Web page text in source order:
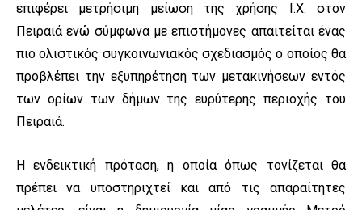
επιφέρει μετρήσιμη μείωση της χρήσης Ι.Χ. στον
Πειραιά ενώ σύμφωνα με επιστήμονες απαιτείται ένας
πιο ολιστικός συγκοινωνιακός σχεδιασμός ο οποίος θα
προβλέπει την εξυπηρέτηση των μετακινήσεων εντός
των ορίων των δήμων της ευρύτερης περιοχής του
Πειραιά.
Η ενδεικτική πρόταση, η οποία όπως τονίζεται θα
πρέπει να υποστηριχτεί και από τις απαραίτητες